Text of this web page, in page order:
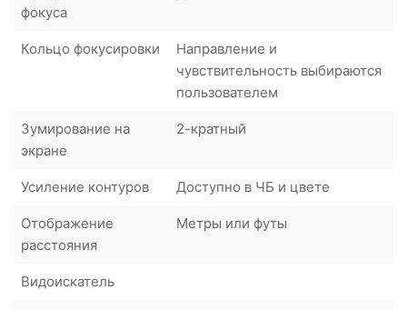
фокуса
Кольцо фокусировки
Направление и
чувствительность выбираются
пользователем
Зумирование на
экране
2-кратный
Усиление контуров Доступно в ЧБ и цвете
Отображение
расстояния
Метры или футы
Видоискатель